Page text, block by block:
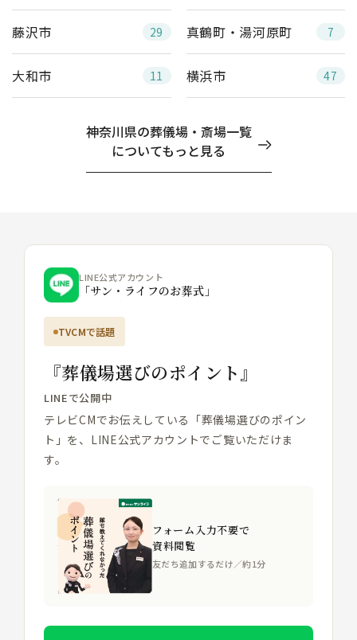
藤沢市 29 真鶴町・湯河原町 7
大和市 11 横浜市 47
神奈川県の葬儀場・斎場一覧
についてもっと見る
LINE公式アカウント
「サン・ライフのお葬式」
TVCMで話題
『葬儀場選びのポイント』
LINEで公開中
テレビCMでお伝えしている「葬儀場選びのポイン
ト」を、LINE公式アカウントでご覧いただけま
す。
フォーム入力不要で
資料閲覧
友だち追加するだけ／約1分